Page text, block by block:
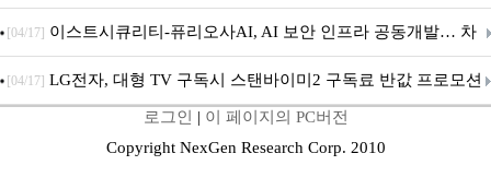
무상 배포
[04/17] 이스트시큐리티-퓨리오사AI, AI 보안 인프라 공동개발… 차
세대 AI 보안 플랫폼 구축
[04/17] LG전자, 대형 TV 구독시 스탠바이미2 구독료 반값 프로모션
로그인 | 이 페이지의 PC버전
Copyright NexGen Research Corp. 2010